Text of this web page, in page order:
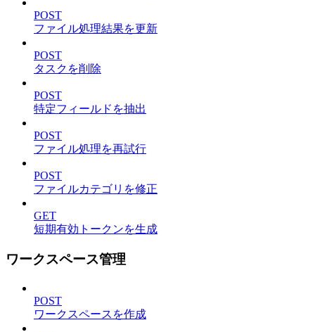
POST
ファイル処理結果を更新
POST
タスクを削除
POST
特定フィールドを抽出
POST
ファイル処理を再試行
POST
ファイルカテゴリを修正
GET
短期有効トークンを生成
ワークスペース管理
POST
ワークスペースを作成